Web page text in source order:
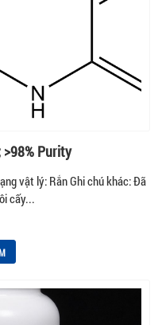
Purity
vật lý: Rắn Ghi chú khác: Đã
cấy...